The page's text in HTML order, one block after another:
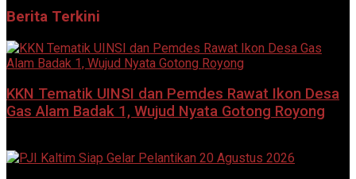
Berita Terkini
KKN Tematik UINSI dan Pemdes Rawat Ikon Desa
Gas Alam Badak 1, Wujud Nyata Gotong Royong